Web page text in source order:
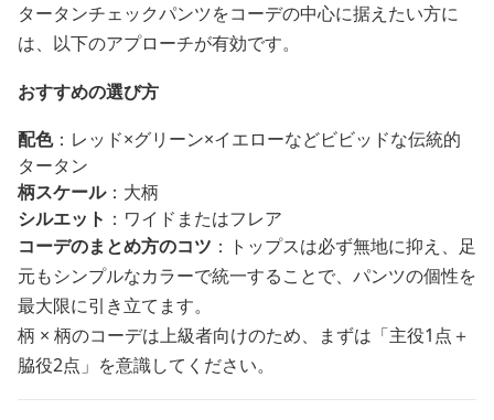
タータンチェックパンツをコーデの中心に据えたい方に
は、以下のアプローチが有効です。
おすすめの選び方
配色：レッド×グリーン×イエローなどビビッドな伝統的
タータン
柄スケール：大柄
シルエット ：ワイドまたはフレア
コーデのまとめ方のコツ ：トップスは必ず無地に抑え、足
元もシンプルなカラーで統一することで、パンツの個性を
最大限に引き立てます。
柄 × 柄のコーデは上級者向けのため、まずは「主役1点＋
脇役2点」を意識してください。